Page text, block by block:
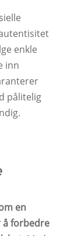
enkle
inn
pålitelig
en
å forbedre